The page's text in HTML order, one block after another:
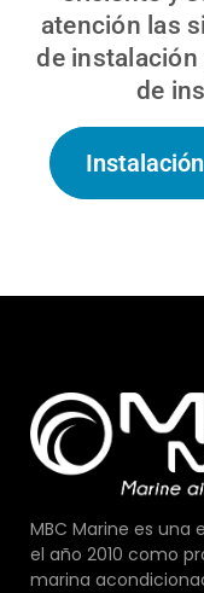
atención las
de
de
MBC Marine es
el año 2010 como
marina